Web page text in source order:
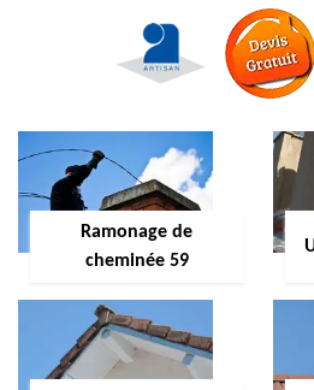
Ramonage de
cheminée 59